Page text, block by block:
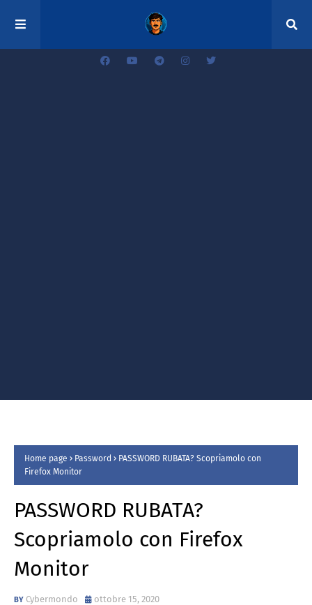
Home page Password
PASSWORD RUBATA? Scopriamolo con
Firefox Monitor
PASSWORD RUBATA?
Scopriamolo con Firefox
Monitor
Cybermondo ottobre 15, 2020